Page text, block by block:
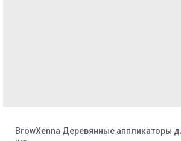
BrowXenna Деревянные аппликаторы